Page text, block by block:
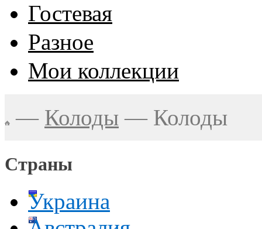
Гостевая
Разное
Мои коллекции
— Колоды — Колоды
Страны
Украина